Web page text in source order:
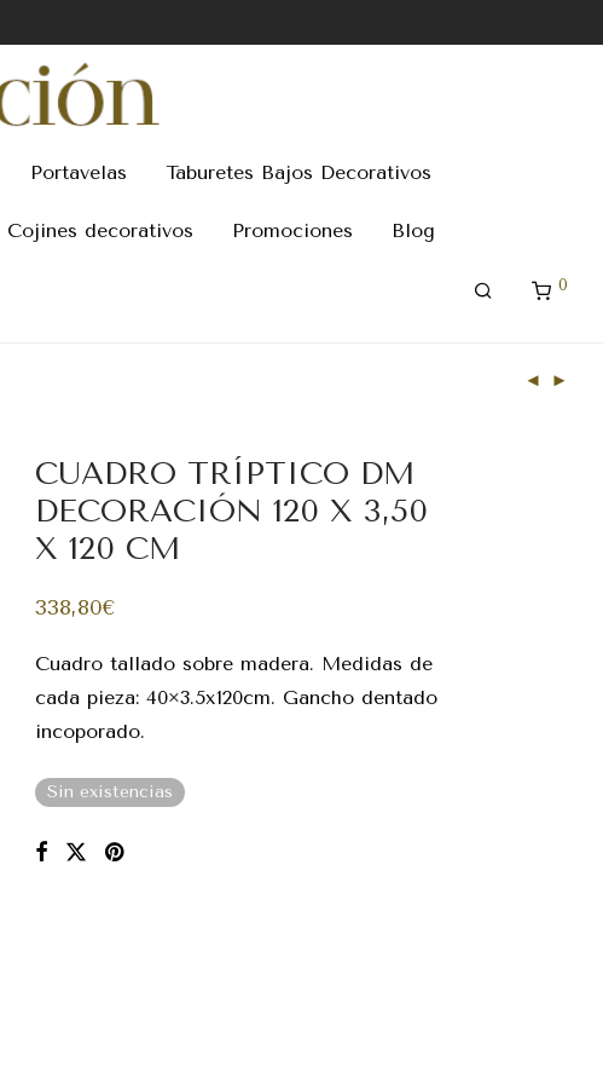
Portavelas Taburetes Bajos Decorativos
Cojines decorativos Promociones Blog
0
CUADRO TRÍPTICO DM
DECORACIÓN 120 X 3,50
X 120 CM
338,80€
Cuadro tallado sobre madera. Medidas de
cada pieza: 40×3.5x120cm. Gancho dentado
incoporado.
Sin existencias